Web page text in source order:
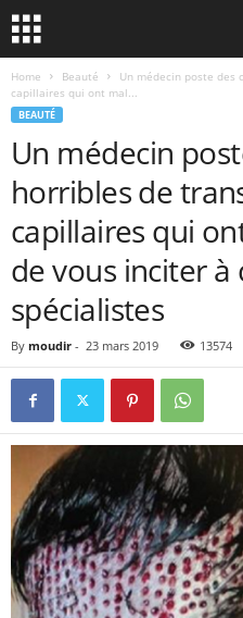
Home Beauté
Un médecin poste
capillaires qui ont mal...
BEAUTÉ
Un médecin
horribles de
capillaires qui
de vous inciter
spécialistes
By moudir - 23 mars 2019 13574